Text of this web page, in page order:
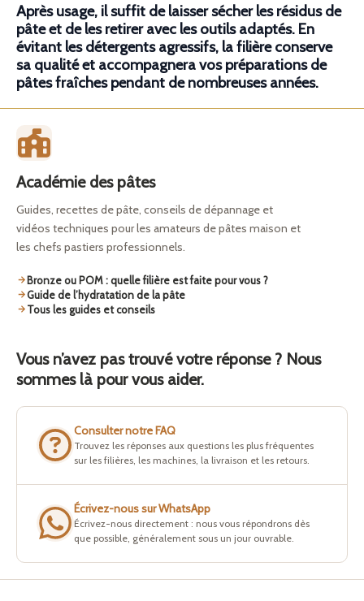
Après usage, il suffit de laisser sécher les résidus de
pâte et de les retirer avec les outils adaptés. En
évitant les détergents agressifs, la filière conserve
sa qualité et accompagnera vos préparations de
pâtes fraîches pendant de nombreuses années.
Académie des pâtes
Guides, recettes de pâte, conseils de dépannage et
vidéos techniques pour les amateurs de pâtes maison et
les chefs pastiers professionnels.
Bronze ou POM : quelle filière est faite pour vous ?
Guide de l’hydratation de la pâte
Tous les guides et conseils
Vous n’avez pas trouvé votre réponse ? Nous
sommes là pour vous aider.
Consulter notre FAQ
Trouvez les réponses aux questions les plus fréquentes
sur les filières, les machines, la livraison et les retours.
Écrivez-nous sur WhatsApp
Écrivez-nous directement : nous vous répondrons dès
que possible, généralement sous un jour ouvrable.